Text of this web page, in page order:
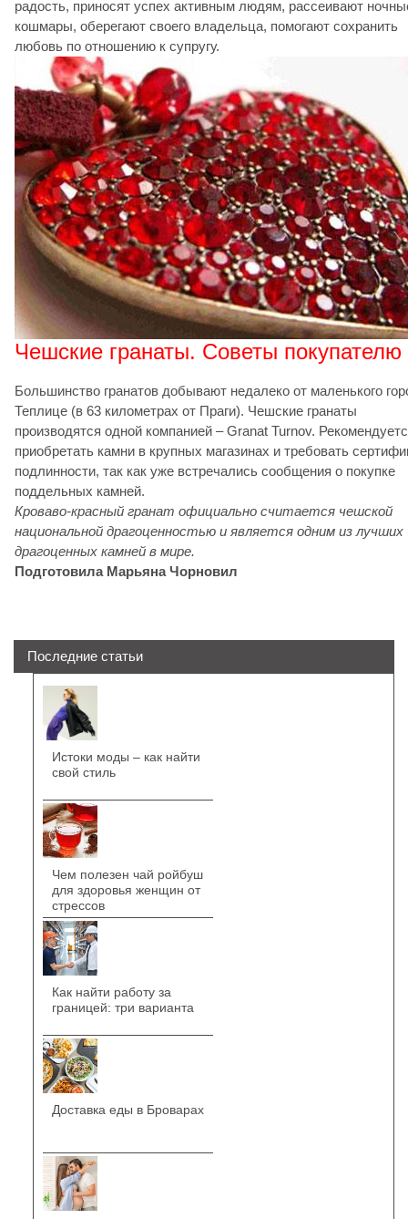
радость, приносят успех активным людям, рассеивают
кошмары, оберегают своего владельца, помогают сохранить
любовь по отношению к супругу.
Чешские гранаты. Советы покупателю
Большинство гранатов добывают недалеко от маленького
Теплице (в 63 километрах от Праги). Чешские гранаты
производятся одной компанией – Granat Turnov.
приобретать камни в крупных магазинах и требовать
подлинности, так как уже встречались сообщения о покупке
поддельных камней.
Кроваво-красный гранат официально считается чешской
национальной драгоценностью и является одним из лучших
драгоценных камней в мире.
Подготовила Марьяна Чорновил
Последние статьи
Истоки моды – как найти
свой стиль
Чем полезен чай ройбуш
для здоровья женщин от
стрессов
Как найти работу за
границей: три варианта
Доставка еды в Броварах